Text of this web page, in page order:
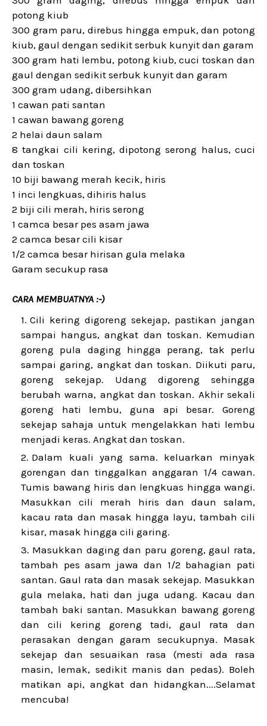
potong kiub
300 gram paru, direbus hingga empuk, dan potong
kiub, gaul dengan sedikit serbuk kunyit dan garam
300 gram hati lembu, potong kiub, cuci toskan dan
gaul dengan sedikit serbuk kunyit dan garam
300 gram udang, dibersihkan
1 cawan pati santan
1 cawan bawang goreng
2 helai daun salam
8 tangkai cili kering, dipotong serong halus, cuci
dan toskan
10 biji bawang merah kecik, hiris
1 inci lengkuas, dihiris halus
2 biji cili merah, hiris serong
1 camca besar pes asam jawa
2 camca besar cili kisar
1/2 camca besar hirisan gula melaka
Garam secukup rasa
CARA MEMBUATNYA :-)
Cili kering digoreng sekejap, pastikan jangan
sampai hangus, angkat dan toskan. Kemudian
goreng pula daging hingga perang, tak perlu
sampai garing, angkat dan toskan. Diikuti paru,
goreng sekejap. Udang digoreng sehingga
berubah warna, angkat dan toskan. Akhir sekali
goreng hati lembu, guna api besar. Goreng
sekejap sahaja untuk mengelakkan hati lembu
menjadi keras. Angkat dan toskan.
Dalam kuali yang sama. keluarkan minyak
gorengan dan tinggalkan anggaran 1/4 cawan.
Tumis bawang hiris dan lengkuas hingga wangi.
Masukkan cili merah hiris dan daun salam,
kacau rata dan masak hingga layu, tambah cili
kisar, masak hingga cili garing.
Masukkan daging dan paru goreng, gaul rata,
tambah pes asam jawa dan 1/2 bahagian pati
santan. Gaul rata dan masak sekejap. Masukkan
gula melaka, hati dan juga udang. Kacau dan
tambah baki santan. Masukkan bawang goreng
dan cili kering goreng tadi, gaul rata dan
perasakan dengan garam secukupnya. Masak
sekejap dan sesuaikan rasa (mesti ada rasa
masin, lemak, sedikit manis dan pedas). Boleh
matikan api, angkat dan hidangkan....Selamat
mencuba!